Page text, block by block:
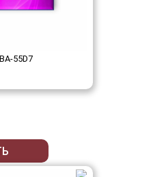
55D7